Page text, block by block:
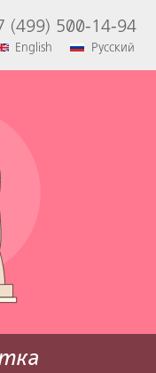
(499) 500-14-94
English Русский